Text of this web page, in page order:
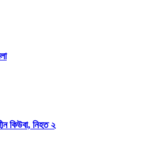
কিউবা, নিহত ২